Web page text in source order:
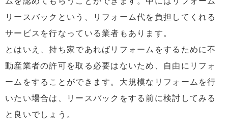
リースバックという、リフォーム代を負担してくれる
サービスを行なっている業者もあります。
とはいえ、持ち家であればリフォームをするために不
動産業者の許可を取る必要はないため、自由にリフォ
ームをすることができます。大規模なリフォームを行
いたい場合は、リースバックをする前に検討してみる
と良いでしょう。